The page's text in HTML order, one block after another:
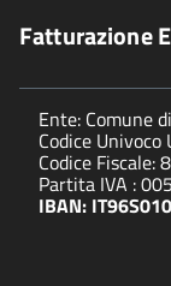
Fatturazione
Ente: Comune
Codice Univoco
Codice Fiscale:
Partita IVA :
IBAN: